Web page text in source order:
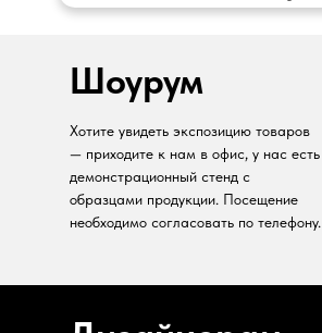
Шоурум
Хотите увидеть экспозицию товаров
— приходите к нам в офис, у нас есть
демонстрационный стенд с
образцами продукции. Посещение
необходимо согласовать по телефону.